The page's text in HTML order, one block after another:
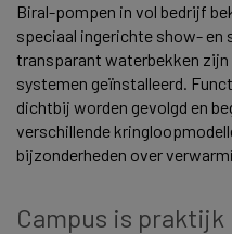
Biral-pompen in vol bedrijf
speciaal ingerichte show- en
transparant waterbekken
systemen geïnstalleerd.
dichtbij worden gevolgd en
verschillende
bijzonderheden over
Campus is praktijk